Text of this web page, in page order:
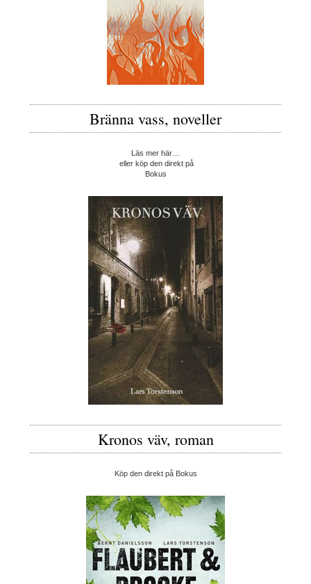
Bränna vass, noveller
Läs mer här…
eller köp den direkt på
Bokus
Kronos väv, roman
Köp den direkt på Bokus